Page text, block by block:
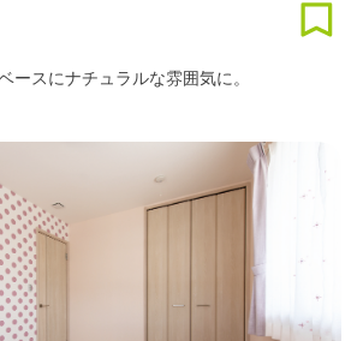
ースにナチュラルな雰囲気に。